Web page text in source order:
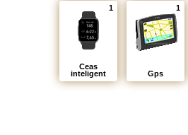
1
Ceas
inteligent
1
Gps